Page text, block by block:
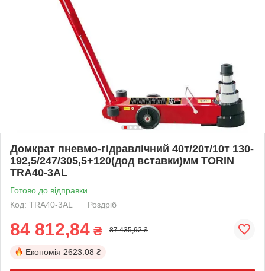
Домкрат пневмо-гідравлічний 40т/20т/10т 130-
192,5/247/305,5+120(дод вставки)мм TORIN
TRA40-3AL
Готово до відправки
Код: TRA40-3AL
Роздріб
84 812,84 ₴ 87 435,92 ₴
Економія 2623.08 ₴